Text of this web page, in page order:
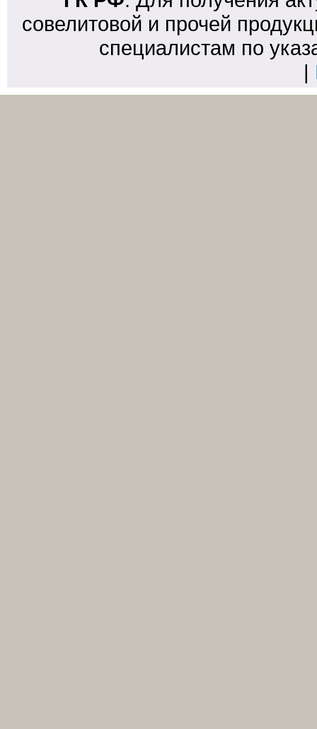
совелитовой и прочей
специалистам по
|